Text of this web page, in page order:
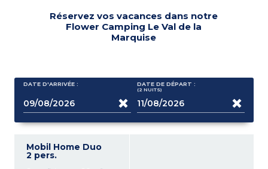
Réservez vos vacances dans notre
Flower Camping Le Val de la
Marquise
DATE D'ARRIVÉE : DATE DE DÉPART :
(2 NUITS)
Mobil Home Duo
2 pers.